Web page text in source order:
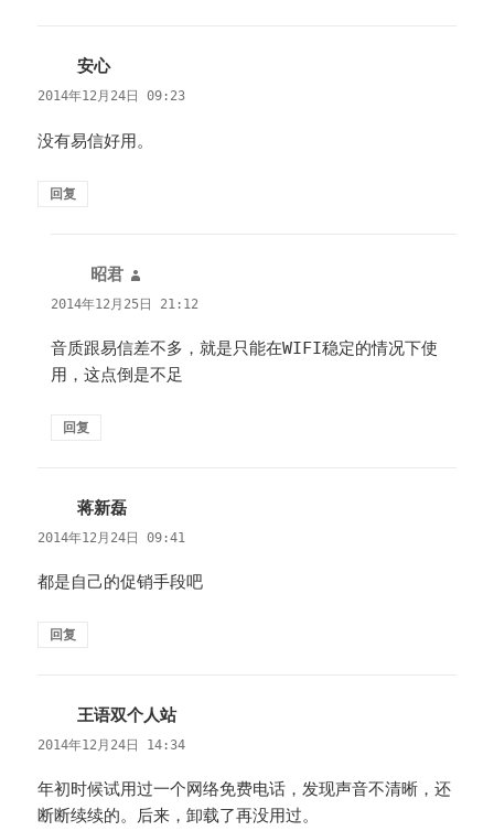
安心说
道：
2014年12月24日 09:23
没有易信好用。
回复
昭君
道：
2014年12月25日 21:12
音质跟易信差不多，就是只能在WIFI稳定的情况下使
用，这点倒是不足
回复
蒋新磊
道：
2014年12月24日 09:41
都是自己的促销手段吧
回复
王语双个人站说
道：
2014年12月24日 14:34
年初时候试用过一个网络免费电话，发现声音不清晰，还
断断续续的。后来，卸载了再没用过。